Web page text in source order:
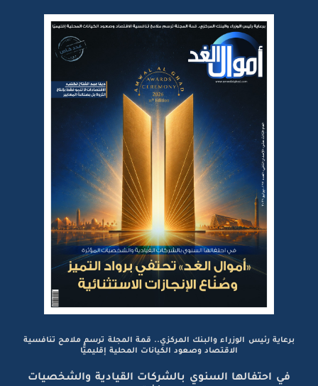
برعاية رئيس الوزراء والبنك المركزي.. قمة المجلة ترسم ملامح تنافسية
الاقتصاد وصعود الكيانات المحلية إقليميًّا
في احتفالها السنوي بالشركات القيادية والشخصيات